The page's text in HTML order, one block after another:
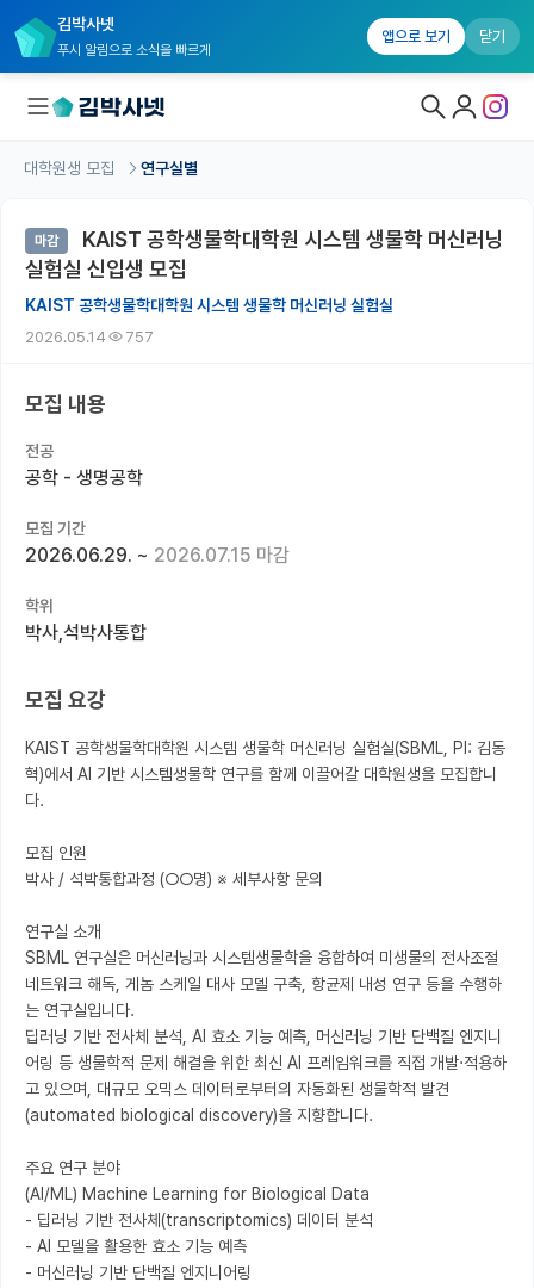
김박사넷
푸시 알림으로 소식을 빠르게
앱으로 보기 닫기
대학원생 모집 홈
기관별 모집 정보
연구실별 모집 정보
전공별 모집 정보
국내대학원 정보
연구실&오픈랩
커리어
반도체 아카데미
대학원생 모집 연구실별
마감
KAIST 공학생물학대학원 시스템 생물학 머신러닝
실험실 신입생 모집
KAIST 공학생물학대학원 시스템 생물학 머신러닝 실험실
2026.05.14 757
모집 내용
전공
공학 - 생명공학
모집 기간
2026.06.29. ~ 2026.07.15 마감
학위
박사,석박사통합
모집 요강
KAIST 공학생물학대학원 시스템 생물학 머신러닝 실험실(SBML, PI: 김동
혁)에서 AI 기반 시스템생물학 연구를 함께 이끌어갈 대학원생을 모집합니
다.
모집 인원
박사 / 석박통합과정 (○○명) ※ 세부사항 문의
연구실 소개
SBML 연구실은 머신러닝과 시스템생물학을 융합하여 미생물의 전사조절
네트워크 해독, 게놈 스케일 대사 모델 구축, 항균제 내성 연구 등을 수행하
는 연구실입니다.
딥러닝 기반 전사체 분석, AI 효소 기능 예측, 머신러닝 기반 단백질 엔지니
어링 등 생물학적 문제 해결을 위한 최신 AI 프레임워크를 직접 개발·적용하
고 있으며, 대규모 오믹스 데이터로부터의 자동화된 생물학적 발견
(automated biological discovery)을 지향합니다.
주요 연구 분야
(AI/ML) Machine Learning for Biological Data
- 딥러닝 기반 전사체(transcriptomics) 데이터 분석
- AI 모델을 활용한 효소 기능 예측
- 머신러닝 기반 단백질 엔지니어링